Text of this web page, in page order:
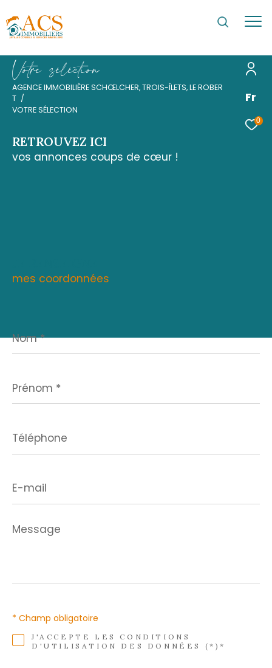
Fr
0
Votre séléction
AGENCE IMMOBILIÈRE SCHŒLCHER, TROIS-ÎLETS, LE ROBER
T
VOTRE SÉLECTION
RETROUVEZ ICI
vos annonces coups de cœur !
mes coordonnées
*
*
mail
Message
*
J'ACCEPTE LES CONDITIONS
D'UTILISATION DES DONNÉES (*)*
* Champ obligatoire